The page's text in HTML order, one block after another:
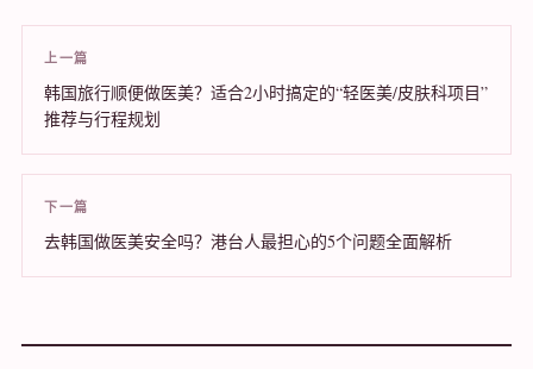
上一篇
韩国旅行顺便做医美？适合2小时搞定的“轻医美/皮肤科项目”
推荐与行程规划
下一篇
去韩国做医美安全吗？港台人最担心的5个问题全面解析